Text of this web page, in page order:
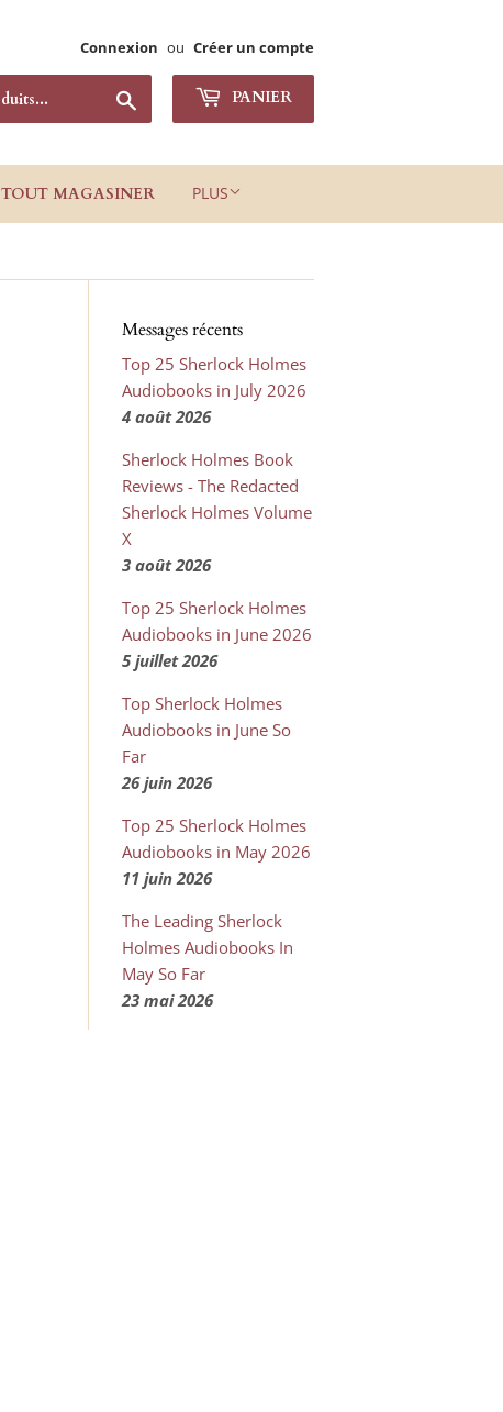
Connexion ou Créer un compte
Chercher PANIER
TOUT MAGASINER PLUS
Messages récents
Top 25 Sherlock Holmes
Audiobooks in July 2026
4 août 2026
Sherlock Holmes Book
Reviews - The Redacted
Sherlock Holmes Volume
X
3 août 2026
Top 25 Sherlock Holmes
Audiobooks in June 2026
5 juillet 2026
Top Sherlock Holmes
Audiobooks in June So
Far
26 juin 2026
Top 25 Sherlock Holmes
Audiobooks in May 2026
11 juin 2026
The Leading Sherlock
Holmes Audiobooks In
May So Far
23 mai 2026